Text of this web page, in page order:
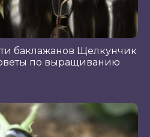
баклажанов Щелкунчик
по выращиванию